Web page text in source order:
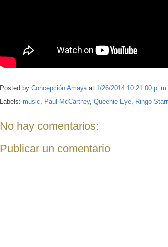
Posted by Concepción Amaya at 1/26/2014 10:21:00 p. m.
Labels: music Paul McCartney, Queenie Eye Ringo Starr,
No hay comentarios:
Publicar un comentario